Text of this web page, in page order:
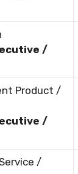
/
Product /
/
/